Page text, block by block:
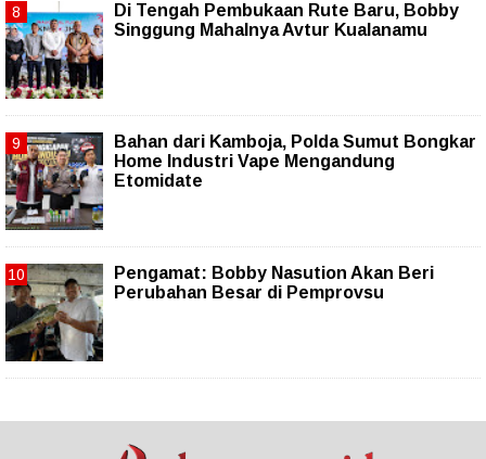
Di Tengah Pembukaan Rute Baru, Bobby
Singgung Mahalnya Avtur Kualanamu
Bahan dari Kamboja, Polda Sumut Bongkar
Home Industri Vape Mengandung
Etomidate
Pengamat: Bobby Nasution Akan Beri
Perubahan Besar di Pemprovsu